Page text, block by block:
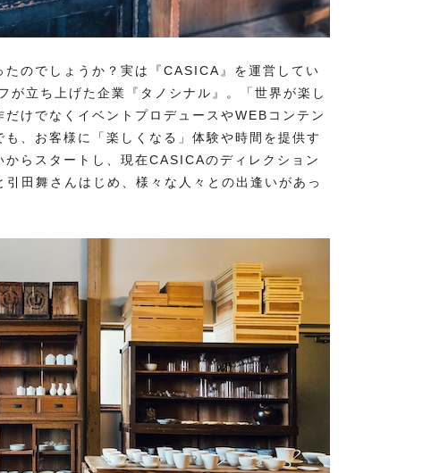
のでしょうか？実は『CASICA』を運営してい
が立ち上げた企業『タノシナル』。「世界が楽し
けでなくイベントプロデュースやWEBコンテン
、お客様に「楽しくなる」体験や時間を提供す
らスタートし、現在CASICAのディレクション
田舞さんはじめ、様々な人々との出逢いがあっ